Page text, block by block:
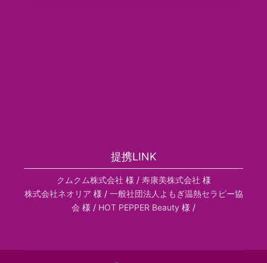
提携LINK
クムクム株式会社 様 / 寿康美株式会社 様
株式会社ネオリア 様 / 一般社団法人よもぎ温熱セラピー協
会 様 / HOT PEPPER Beauty 様 /